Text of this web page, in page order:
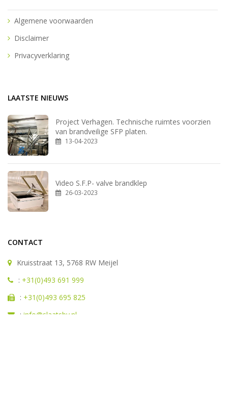
Algemene voorwaarden
Disclaimer
Privacyverklaring
LAATSTE NIEUWS
Project Verhagen. Technische ruimtes voorzien
van brandveilige SFP platen.
13-04-2023
Video S.F.P- valve brandklep
26-03-2023
CONTACT
Kruisstraat 13, 5768 RW Meijel
: +31(0)493 691 999
: +31(0)493 695 825
: info@slaatsbv.nl